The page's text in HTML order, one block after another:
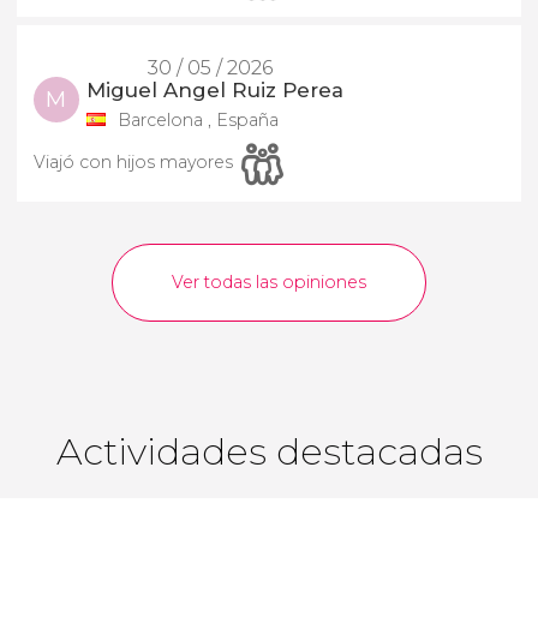
30 / 05 / 2026
M Miguel Angel Ruiz Perea
Barcelona , España
Viajó con hijos mayores
Ver todas las opiniones
Actividades destacadas